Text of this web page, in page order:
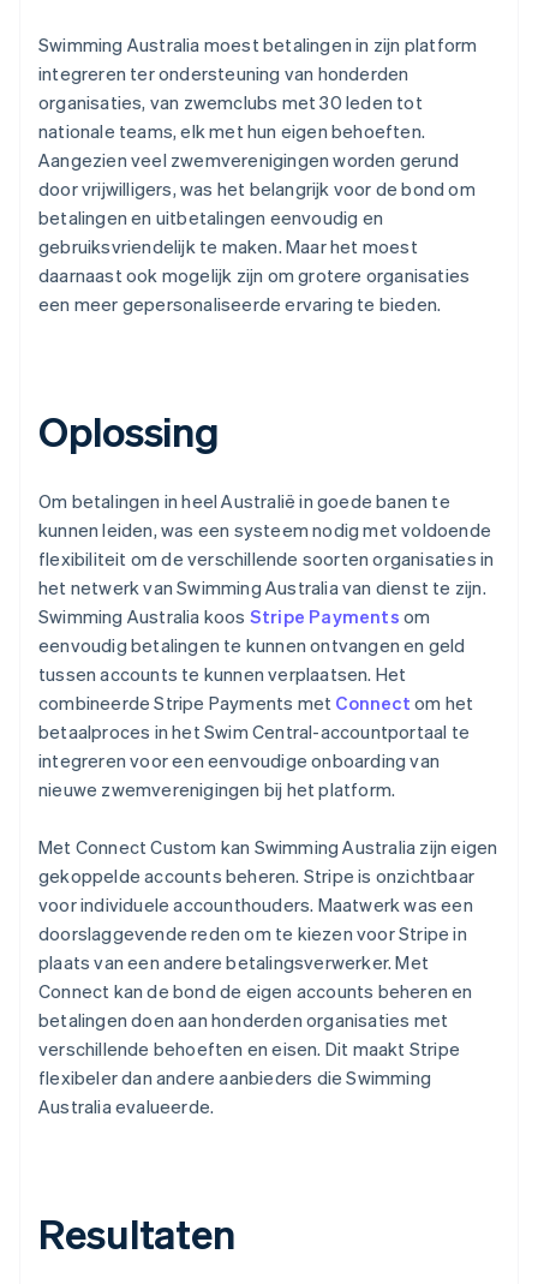
Swimming Australia moest betalingen in zijn platform
integreren ter ondersteuning van honderden
organisaties, van zwemclubs met 30 leden tot
nationale teams, elk met hun eigen behoeften.
Aangezien veel zwemverenigingen worden gerund
door vrijwilligers, was het belangrijk voor de bond om
betalingen en uitbetalingen eenvoudig en
gebruiksvriendelijk te maken. Maar het moest
daarnaast ook mogelijk zijn om grotere organisaties
een meer gepersonaliseerde ervaring te bieden.
Oplossing
Om betalingen in heel Australië in goede banen te
kunnen leiden, was een systeem nodig met voldoende
flexibiliteit om de verschillende soorten organisaties in
het netwerk van Swimming Australia van dienst te zijn.
Swimming Australia koos Stripe Payments om
eenvoudig betalingen te kunnen ontvangen en geld
tussen accounts te kunnen verplaatsen. Het
combineerde Stripe Payments met Connect om het
betaalproces in het Swim Central-accountportaal te
integreren voor een eenvoudige onboarding van
nieuwe zwemverenigingen bij het platform.
Met Connect Custom kan Swimming Australia zijn eigen
gekoppelde accounts beheren. Stripe is onzichtbaar
voor individuele accounthouders. Maatwerk was een
doorslaggevende reden om te kiezen voor Stripe in
plaats van een andere betalingsverwerker. Met
Connect kan de bond de eigen accounts beheren en
betalingen doen aan honderden organisaties met
verschillende behoeften en eisen. Dit maakt Stripe
flexibeler dan andere aanbieders die Swimming
Australia evalueerde.
Resultaten